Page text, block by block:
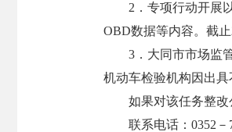
2．专项行动开展
OBD数据等内容。截
3．大同市市场监
机动车检验机构因出具
如果对该任务整改
联系电话：0352－